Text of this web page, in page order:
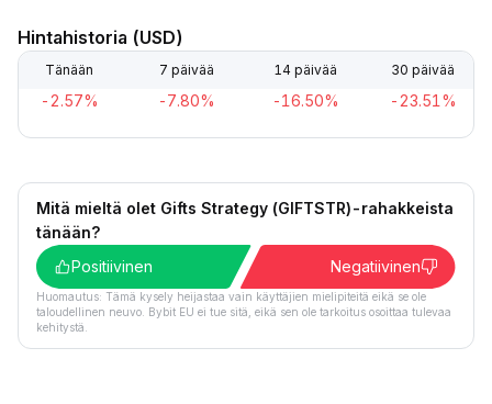
Hintahistoria (USD)
Tänään 7 päivää 14 päivää 30 päivää
-2.57% -7.80% -16.50% -23.51%
Mitä mieltä olet Gifts Strategy (GIFTSTR)-rahakkeista
tänään?
Positiivinen
Negatiivinen
Huomautus: Tämä kysely heijastaa vain käyttäjien mielipiteitä eikä se ole
taloudellinen neuvo. Bybit EU ei tue sitä, eikä sen ole tarkoitus osoittaa tulevaa
kehitystä.